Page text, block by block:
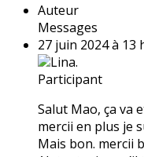
Auteur
Messages
27 juin 2024 à 13
Lina.
Participant
Salut Mao, ça va
mercii en plus je
Mais bon. mercii